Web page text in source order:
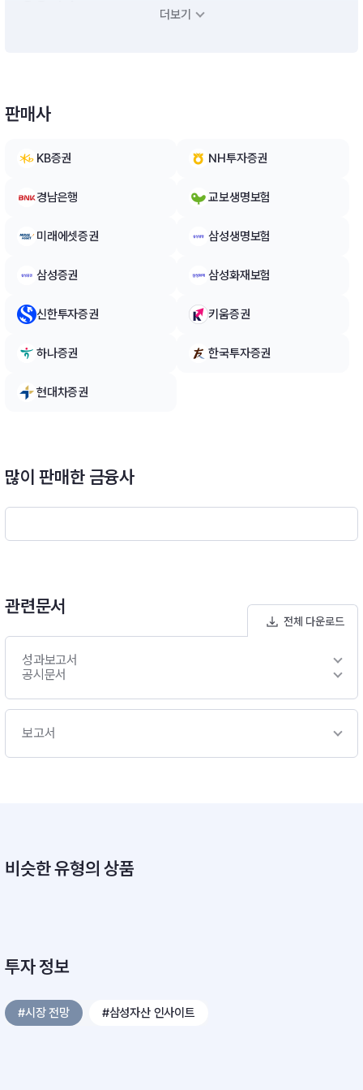
자 합니다.[자투자신탁의 투자전략]- 모투자신탁의 수익증권에
기관에의 예치 등 유동성자산에의 투자는 투자신탁재산의 10%
이하 범위내에서 운용할 계획입니다. 다만, 집합투자업자가 수익
산총액의 40%이하의 범위내에서 10%를 초과할 수 있습니다.※
더보기
판매사
KB증권 NH투자증권
경남은행 교보생명보험
미래에셋증권 삼성생명보험
삼성증권 삼성화재보험
신한투자증권 키움증권
하나증권 한국투자증권
현대차증권
많이 판매한 금융사
관련문서
전체 다운로드
성과보고서
공시문서
보고서
비슷한 유형의 상품
투자 정보
#시장 전망 #삼성자산 인사이트